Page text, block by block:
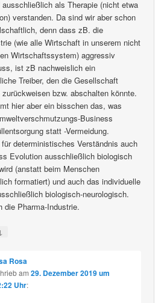
ausschließlich als Therapie (nicht etwa
verstanden. Da sind wir aber schon
denn dass zB. die
(wie alle Wirtschaft in unserem nicht
Wirtschaftssystem) aggressiv
ist zB nachweislich ein
Treiber, den die Gesellschaft
bzw. abschalten könnte.
hier aber ein bisschen das, was
Business
statt -Vermeidung.
deterministisches Verständnis auch
Evolution ausschließlich biologisch
(anstatt beim Menschen
formatiert) und auch das individuelle
biologisch-neurologisch.
die Pharma-Industrie.
↓
Rosa
am 29. Dezember 2019 um
Uhr: